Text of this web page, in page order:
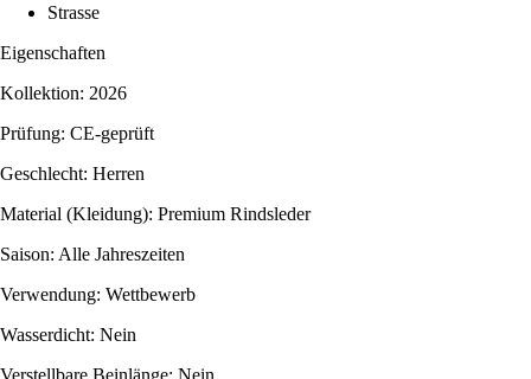
Strasse
Eigenschaften
Kollektion: 2026
Prüfung: CE-geprüft
Geschlecht: Herren
Material (Kleidung): Premium Rindsleder
Saison: Alle Jahreszeiten
Verwendung: Wettbewerb
Wasserdicht: Nein
Verstellbare Beinlänge: Nein